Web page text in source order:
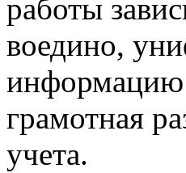
работы
воедино,
информацию
грамотная
учета.